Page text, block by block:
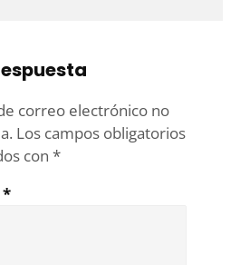
correo electrónico no
Los campos obligatorios
con *
*